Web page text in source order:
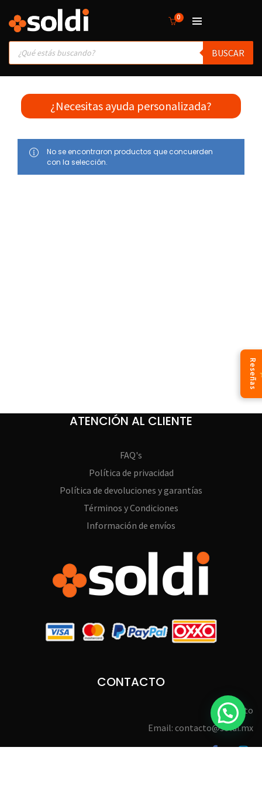
0
Products
search
BUSCAR
¿Necesitas ayuda personalizada?
No se encontraron productos que concuerden
con la selección.
ATENCIÓN AL CLIENTE
FAQ's
Política de privacidad
Política de devoluciones y garantías
Términos y Condiciones
Información de envíos
CONTACTO
Contacto
Email: contacto@soldi.mx
Reseñas